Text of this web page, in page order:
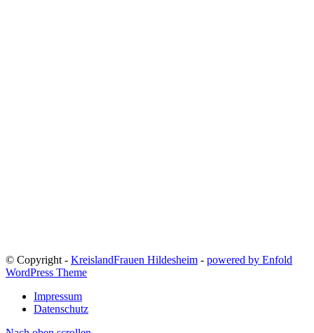
© Copyright - KreislandFrauen Hildesheim - powered by Enfold
WordPress Theme
Impressum
Datenschutz